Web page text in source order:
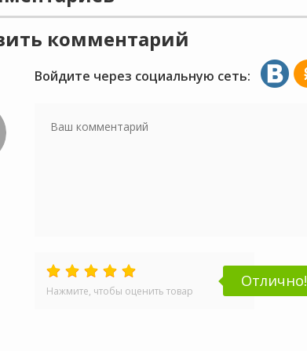
комментарий
Войдите через социальную сеть:
Отлично!
Нажмите, чтобы оценить товар